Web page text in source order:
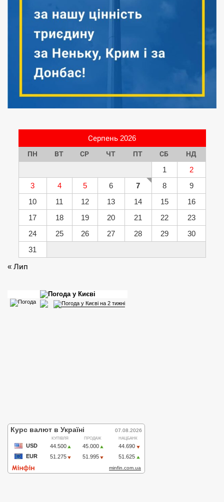
Серпень 2026
ПН ВТ СР ЧТ ПТ СБ НД
1
2
3
4 5 6 7 8
9
10
11 12 13 14 15
16
17
18 19 20 21 22
23
24
25 26 27 28 29
30
31
« Лип